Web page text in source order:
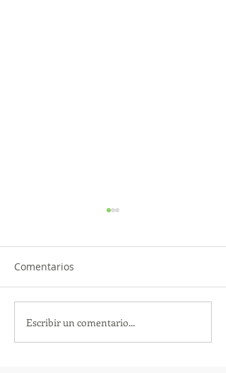
¡Acapulco y Guerrero se
Visten de Fiesta!
Comentarios
Escribir un comentario...